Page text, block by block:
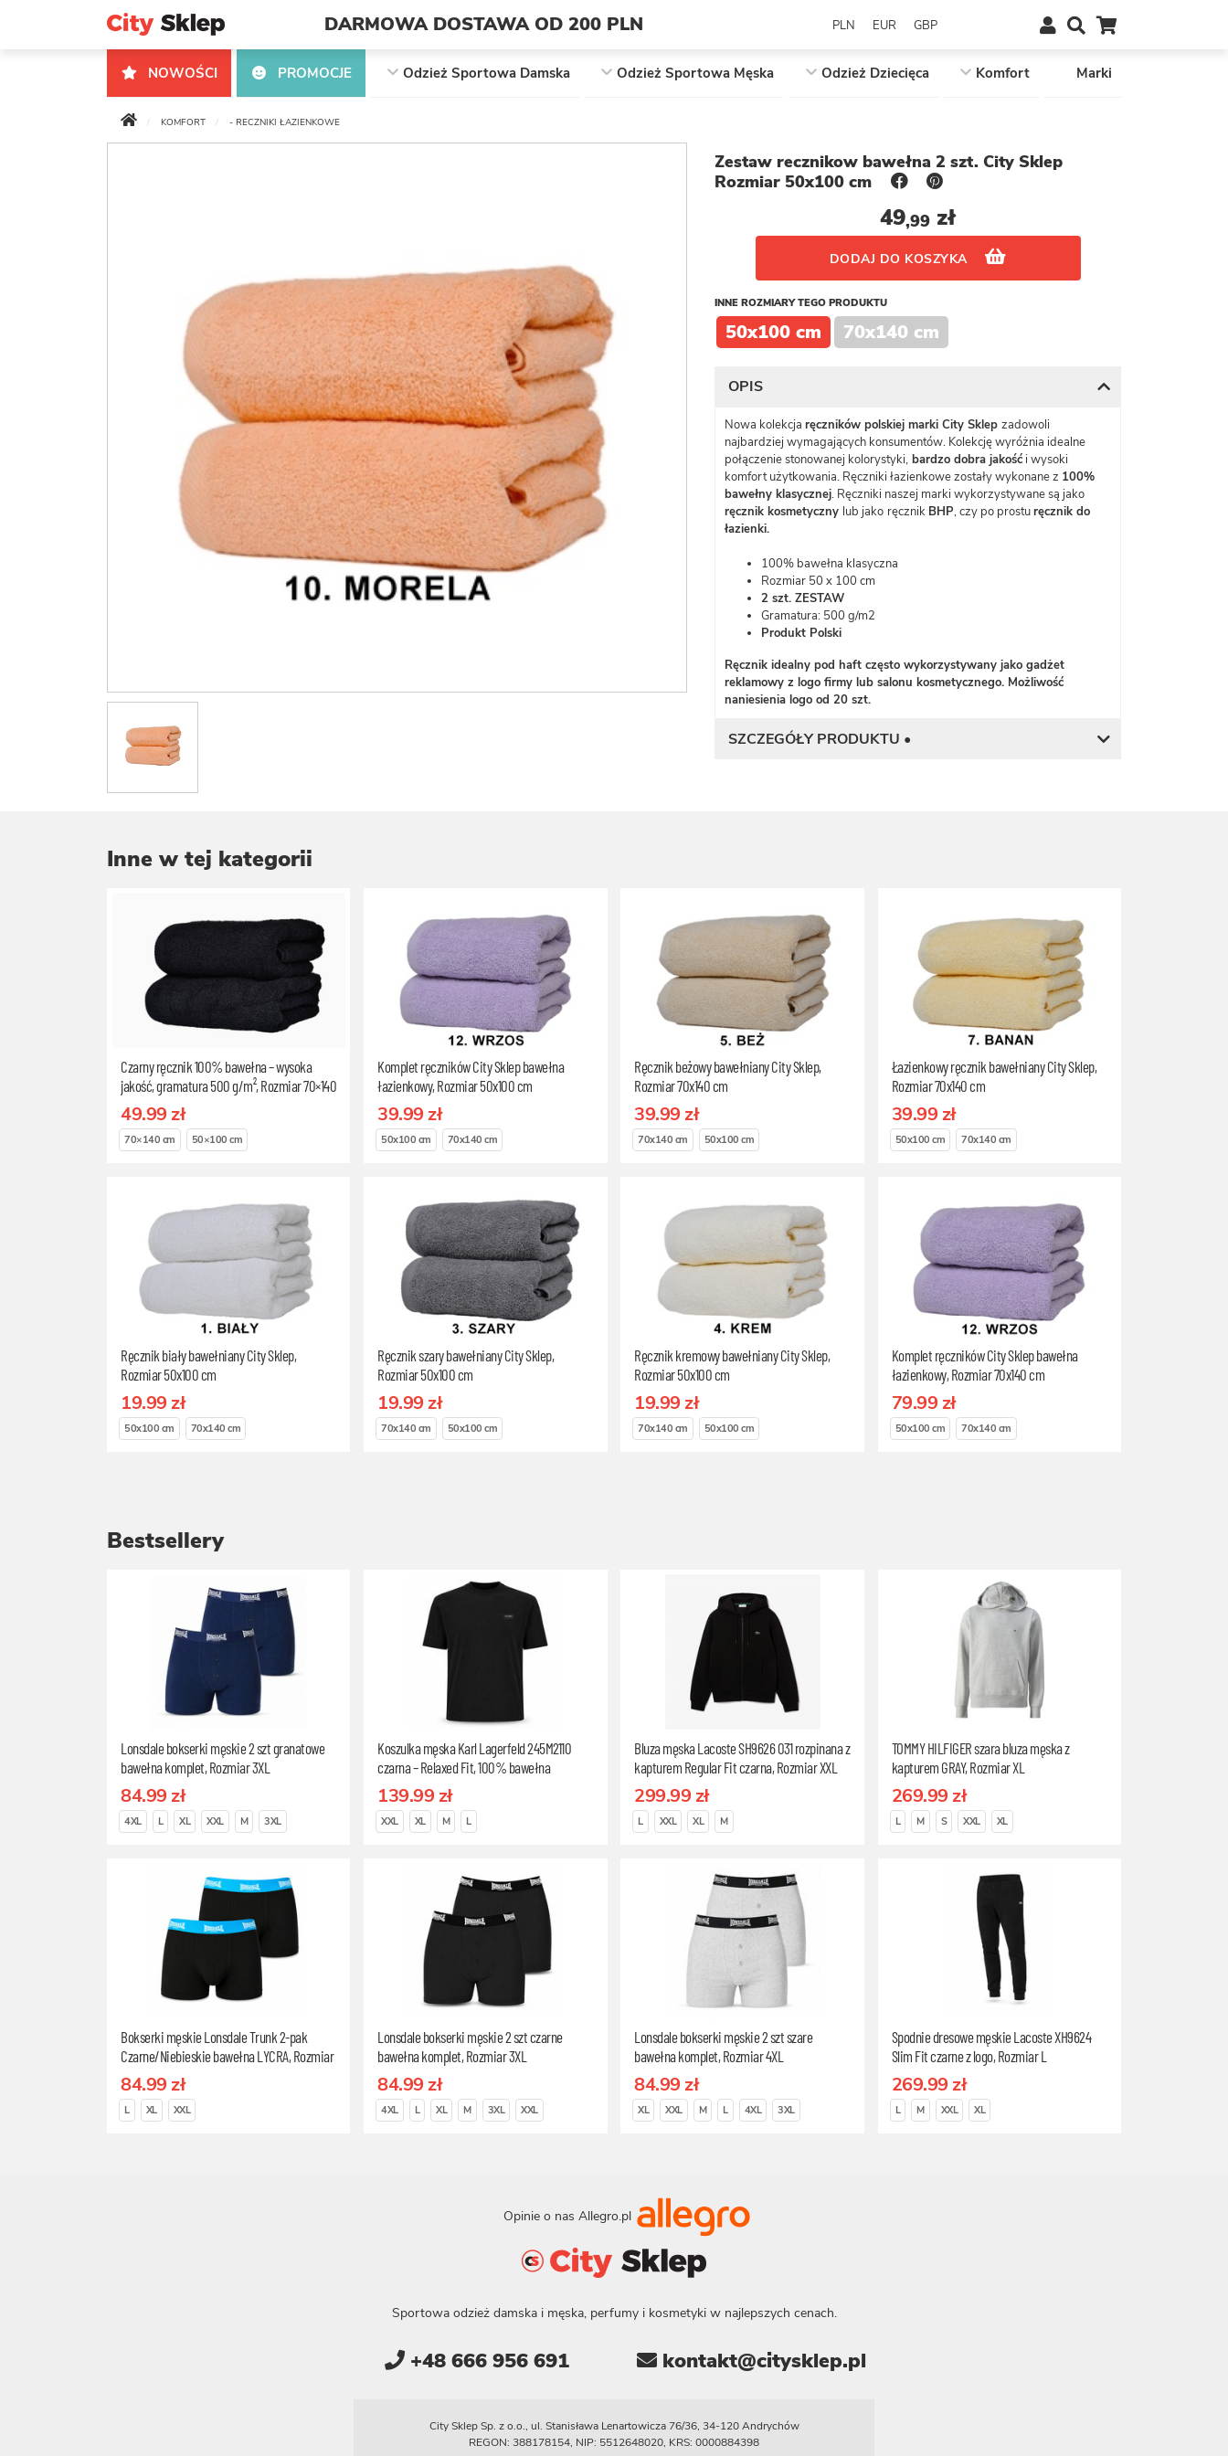
DARMOWA DOSTAWA OD 200 PLN PLN EUR GBP
NOWOŚCI PROMOCJE Odzież Sportowa Damska Odzież Sportowa Męska Odzież Dziecięca Komfort Marki
KOMFORT - RECZNIKI ŁAZIENKOWE
Zestaw recznikow bawełna 2 szt. City Sklep
Rozmiar 50x100 cm
49,99 zł
DODAJ DO KOSZYKA
INNE ROZMIARY TEGO PRODUKTU
50x100 cm 70x140 cm
OPIS
Nowa kolekcja ręczników polskiej marki City Sklep zadowoli
najbardziej wymagających konsumentów. Kolekcję wyróżnia idealne
połączenie stonowanej kolorystyki, bardzo dobra jakośći wysoki
komfort użytkowania. Ręczniki łazienkowe zostały wykonane z 100%
bawełny klasycznej. Ręczniki naszej marki wykorzystywane są jako
ręcznik kosmetyczny lub jako ręcznik BHP, czy po prosturęcznik do
łazienki.
100% bawełna klasyczna
Rozmiar 50 x 100 cm
2 szt. ZESTAW
Gramatura: 500 g/m2
Produkt Polski
Ręcznik idealny pod haft często wykorzystywany jako gadżet
reklamowy z logo firmy lub salonu kosmetycznego. Możliwość
naniesienia logo od 20 szt.
SZCZEGÓŁY PRODUKTU •
Inne w tej kategorii
Czarny ręcznik 100% bawełna – wysoka
jakość, gramatura 500 g/m², Rozmiar 70×140
cm
49.99 zł
70×140 cm 50×100 cm
Komplet ręczników City Sklep bawełna
łazienkowy, Rozmiar 50x100 cm
39.99 zł
50x100 cm 70x140 cm
Ręcznik beżowy bawełniany City Sklep,
Rozmiar 70x140 cm
39.99 zł
70x140 cm 50x100 cm
Łazienkowy ręcznik bawełniany City Sklep,
Rozmiar 70x140 cm
39.99 zł
50x100 cm 70x140 cm
Ręcznik biały bawełniany City Sklep,
Rozmiar 50x100 cm
19.99 zł
50x100 cm 70x140 cm
Ręcznik szary bawełniany City Sklep,
Rozmiar 50x100 cm
19.99 zł
70x140 cm 50x100 cm
Ręcznik kremowy bawełniany City Sklep,
Rozmiar 50x100 cm
19.99 zł
70x140 cm 50x100 cm
Komplet ręczników City Sklep bawełna
łazienkowy, Rozmiar 70x140 cm
79.99 zł
50x100 cm 70x140 cm
Bestsellery
Lonsdale bokserki męskie 2 szt granatowe
bawełna komplet, Rozmiar 3XL
84.99 zł
4XL L XL XXL M 3XL
Koszulka męska Karl Lagerfeld 245M2110
czarna – Relaxed Fit, 100% bawełna
organiczna, Rozmiar L
139.99 zł
XXL XL M L
Bluza męska Lacoste SH9626 031 rozpinana z
kapturem Regular Fit czarna, Rozmiar XXL
299.99 zł
L XXL XL M
TOMMY HILFIGER szara bluza męska z
kapturem GRAY, Rozmiar XL
269.99 zł
L M S XXL XL
Bokserki męskie Lonsdale Trunk 2-pak
Czarne/Niebieskie bawełna LYCRA, Rozmiar
L
84.99 zł
L XL XXL
Lonsdale bokserki męskie 2 szt czarne
bawełna komplet, Rozmiar 3XL
84.99 zł
4XL L XL M 3XL XXL
Lonsdale bokserki męskie 2 szt szare
bawełna komplet, Rozmiar 4XL
84.99 zł
XL XXL M L 4XL 3XL
Spodnie dresowe męskie Lacoste XH9624
Slim Fit czarne z logo, Rozmiar L
269.99 zł
L M XXL XL
Opinie o nas Allegro.pl
Sportowa odzież damska i męska, perfumy i kosmetyki w najlepszych cenach.
+48 666 956 691 kontakt@citysklep.pl
City Sklep Sp. z o.o., ul. Stanisława Lenartowicza 76/36, 34-120 Andrychów
REGON: 388178154, NIP: 5512648020, KRS: 0000884398